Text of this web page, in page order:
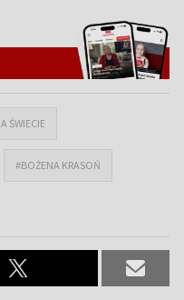
ŚWIECIE
#BOŻENA KRASOŃ